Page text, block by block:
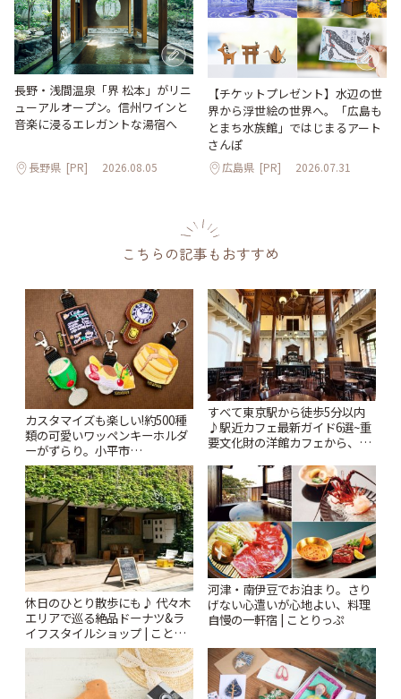
長野・浅間温泉「界 松本」がリニ
ューアルオープン。信州ワインと
音楽に浸るエレガントな湯宿へ
長野県 [PR] 2026.08.05
【チケットプレゼント】水辺の世
界から浮世絵の世界へ。「広島も
とまち水族館」ではじまるアート
さんぽ
広島県 [PR] 2026.07.31
こちらの記事もおすすめ
カスタマイズも楽しい!約500種
類の可愛いワッペンキーホルダ
ーがずらり。小平市
「Kimamaya T&K」 | ことりっ
ぷ
すべて東京駅から徒歩5分以内
♪駅近カフェ最新ガイド6選~重
要文化財の洋館カフェから、改
りっぷ
休日のひとり散歩にも♪ 代々木
エリアで巡る絶品ドーナツ&ラ
イフスタイルショップ | ことり
っぷ
河津・南伊豆でお泊まり。さり
げない心遣いが心地よい、料理
自慢の一軒宿 | ことりっぷ